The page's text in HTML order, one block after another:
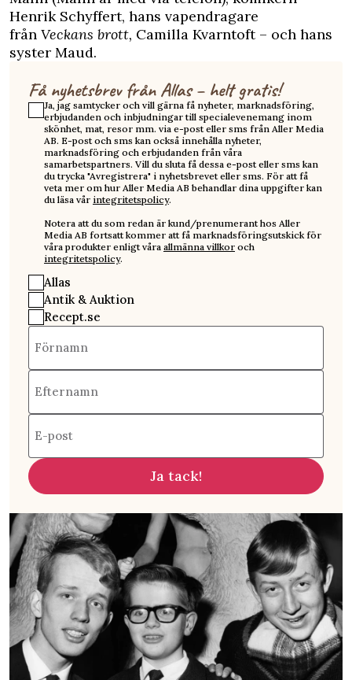
Henrik Schyffert, hans vapendragare
från Veckans brott, Camilla Kvarntoft – och hans
syster Maud.
Få nyhetsbrev från Allas – helt gratis!
Ja, jag samtycker och vill gärna få nyheter, marknadsföring,
erbjudanden och inbjudningar till specialevenemang inom
skönhet, mat, resor mm. via e-post eller sms från Aller Media
AB. E-post och sms kan också innehålla nyheter,
marknadsföring och erbjudanden från våra
samarbetspartners. Vill du sluta få dessa e-post eller sms kan
du trycka "Avregistrera" i nyhetsbrevet eller sms. För att få
veta mer om hur Aller Media AB behandlar dina uppgifter kan
du läsa vår integritetspolicy.
Notera att du som redan är kund/prenumerant hos Aller
Media AB fortsatt kommer att få marknadsföringsutskick för
våra produkter enligt våra allmänna villkor och
integritetspolicy.
Allas
Antik & Auktion
Recept.se
Förnamn
Efternamn
E-post
Ja tack!